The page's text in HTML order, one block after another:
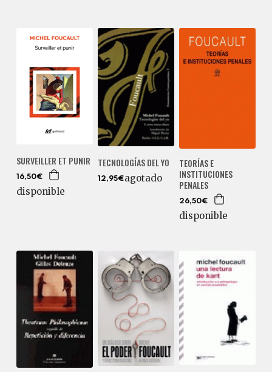
SURVEILLER ET PUNIR
16,50€
disponible
TECNOLOGÍAS DEL YO
12,95€agotado
TEORÍAS E
INSTITUCIONES
PENALES
26,50€
disponible